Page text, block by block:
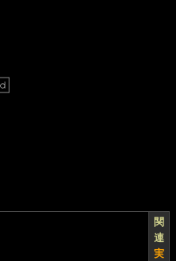
関
連
実